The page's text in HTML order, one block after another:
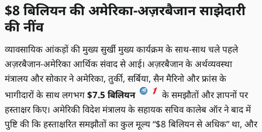
$8 बिलियन की अमेरिका-अज़रबैजान साझेदारी
की नींव
व्यावसायिक आंकड़ों की मुख्य सुर्खी मुख्य कार्यक्रम के साथ-साथ चले पहले
अज़रबैजान-अमेरिका आर्थिक संवाद से आई। अज़रबैजान के अर्थव्यवस्था
मंत्रालय और सोकार ने अमेरिका, तुर्की, सर्बिया, सैन मैरिनो और फ्रांस के
भागीदारों के साथ लगभग $7.5 बिलियन
के समझौतों और ज्ञापनों पर
हस्ताक्षर किए। अमेरिकी विदेश मंत्रालय के सहायक सचिव कालेब ऑर ने बाद में
पुष्टि की कि हस्ताक्षरित समझौतों का कुल मूल्य “$8 बिलियन से अधिक” था, और